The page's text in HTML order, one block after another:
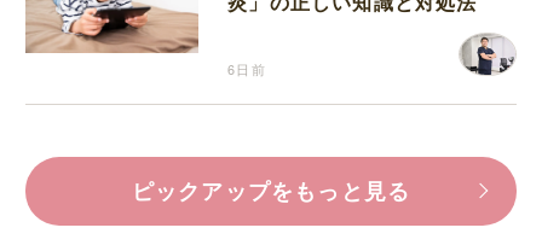
6日前
ピックアップをもっと見る